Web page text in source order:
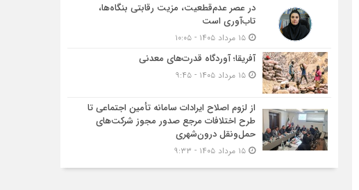
در عصر عدم‌قطعیت، مزیت رقابتی بنگاه‌ها،
تاب‌آوری است
۱۵ مرداد ۱۴۰۵ - ۱۰:۰۵
آفریقا؛ آوردگاه قدرت‌های معدنی
۱۵ مرداد ۱۴۰۵ - ۹:۴۵
از لزوم اصلاح ایرادات سامانه تأمین اجتماعی تا
طرح اختلافات مرجع صدور مجوز شرکت‌های
حمل‌ونقل درون‌شهری
۱۵ مرداد ۱۴۰۵ - ۹:۳۳